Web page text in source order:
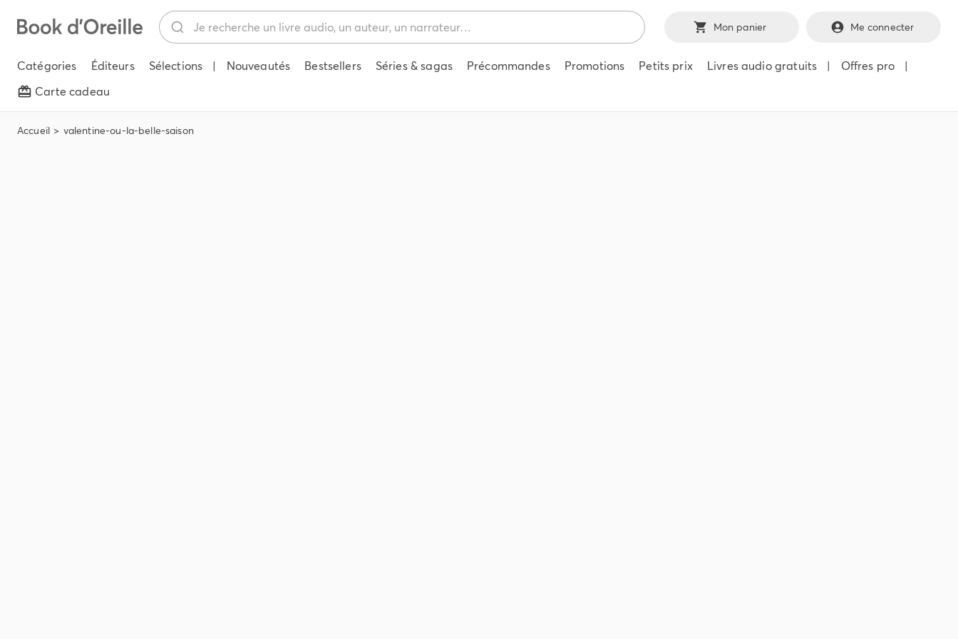
Mon panier Me connecter
Catégories Éditeurs Sélections | Nouveautés Bestsellers Séries & sagas Précommandes Promotions Petits prix Livres audio gratuits | Offres pro
|
Carte cadeau
Accueil valentine-ou-la-belle-saison